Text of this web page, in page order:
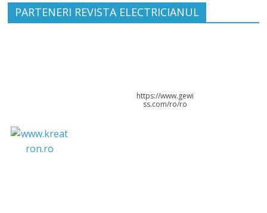
PARTENERI REVISTA ELECTRICIANUL
https://www.gewi
ss.com/ro/ro